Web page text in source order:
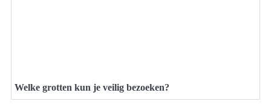
Welke grotten kun je veilig bezoeken?